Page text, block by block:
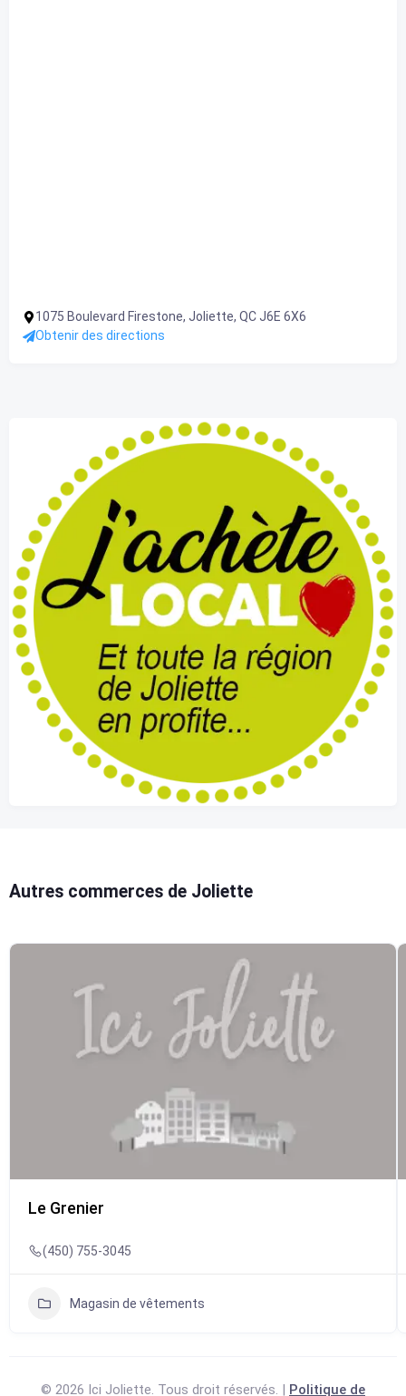
1075 Boulevard Firestone, Joliette, QC J6E 6X6
Obtenir des directions
Autres commerces de Joliette
Le Grenier
(450) 755-3045
Magasin de vêtements
© 2026 Ici Joliette. Tous droit réservés. | Politique de